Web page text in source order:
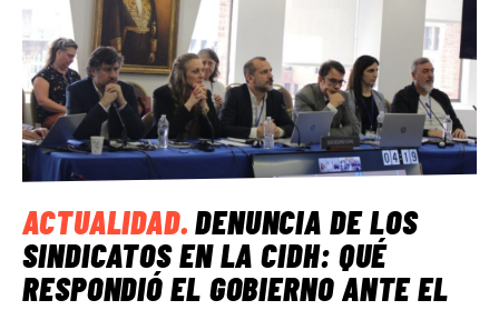
ACTUALIDAD.DENUNCIA DE LOS
SINDICATOS EN LA CIDH: QUÉ
RESPONDIÓ EL GOBIERNO ANTE EL